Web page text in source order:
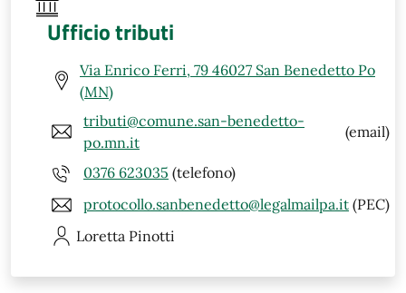
Ufficio tributi
Via Enrico Ferri, 79 46027 San Benedetto Po
(MN)
tributi@comune.san-benedetto-
po.mn.it
(email)
0376 623035 (telefono)
protocollo.sanbenedetto@legalmailpa.it (PEC)
Loretta Pinotti